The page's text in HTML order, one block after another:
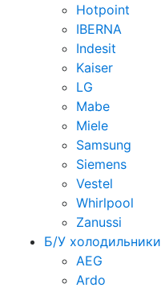
Hotpoint
IBERNA
Indesit
Kaiser
LG
Mabe
Miele
Samsung
Siemens
Vestel
Whirlpool
Zanussi
Б/У холодильники
AEG
Ardo